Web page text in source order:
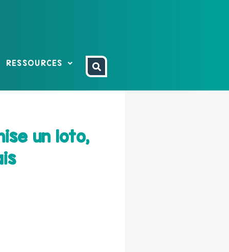
RESSOURCES
un loto,